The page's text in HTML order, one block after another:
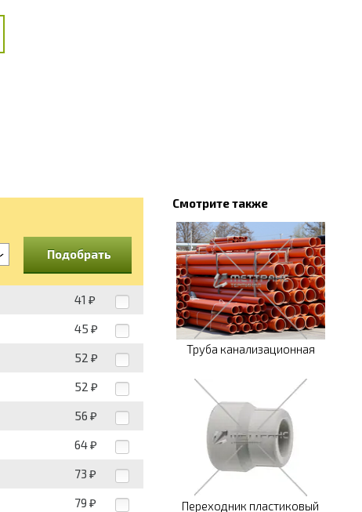
Подобрать
41 ₽
45 ₽
52 ₽
52 ₽
56 ₽
64 ₽
73 ₽
79 ₽
Смотрите также
Труба канализационная
Переходник пластиковый